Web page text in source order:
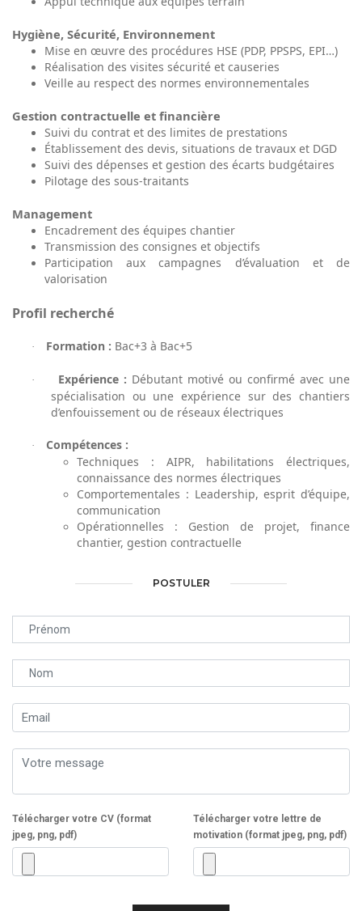
Hygiène, Sécurité, Environnement
Mise en œuvre des procédures HSE (PDP, PPSPS, EPI…)
Réalisation des visites sécurité et causeries
Veille au respect des normes environnementales
Gestion contractuelle et financière
Suivi du contrat et des limites de prestations
Établissement des devis, situations de travaux et DGD
Suivi des dépenses et gestion des écarts budgétaires
Pilotage des sous-traitants
Management
Encadrement des équipes chantier
Transmission des consignes et objectifs
Participation aux campagnes d’évaluation et de
valorisation
Profil recherché
· Formation : Bac+3 à Bac+5
· Expérience : Débutant motivé ou confirmé avec une
spécialisation ou une expérience sur des chantiers
d’enfouissement ou de réseaux électriques
·
Compétences :
Techniques : AIPR, habilitations électriques,
connaissance des normes électriques
Comportementales : Leadership, esprit d’équipe,
communication
Opérationnelles : Gestion de projet, finance
chantier, gestion contractuelle
POSTULER
Télécharger votre CV (format
jpeg, png, pdf)
Télécharger votre lettre de
motivation (format jpeg, png, pdf)